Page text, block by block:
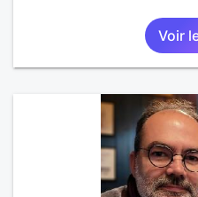
Voir